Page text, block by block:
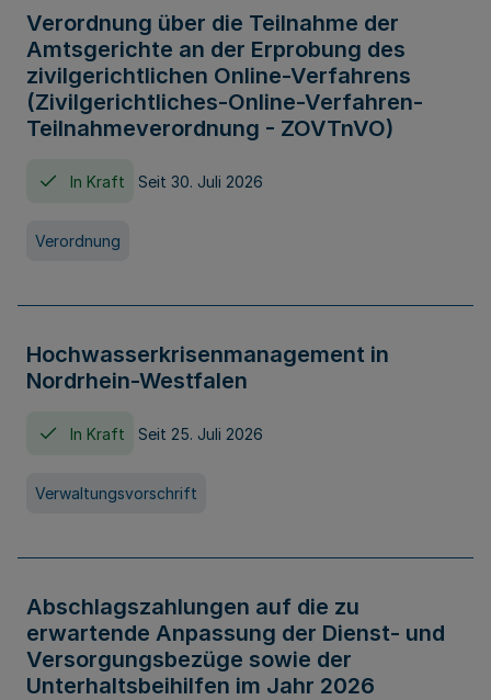
Verordnung über die Teilnahme der
Amtsgerichte an der Erprobung des
zivilgerichtlichen Online-Verfahrens
(Zivilgerichtliches-Online-Verfahren-
Teilnahmeverordnung - ZOVTnVO)
In Kraft Seit 30. Juli 2026
Verordnung
Hochwasserkrisenmanagement in
Nordrhein-Westfalen
In Kraft Seit 25. Juli 2026
Verwaltungsvorschrift
Abschlagszahlungen auf die zu
erwartende Anpassung der Dienst- und
Versorgungsbezüge sowie der
Unterhaltsbeihilfen im Jahr 2026